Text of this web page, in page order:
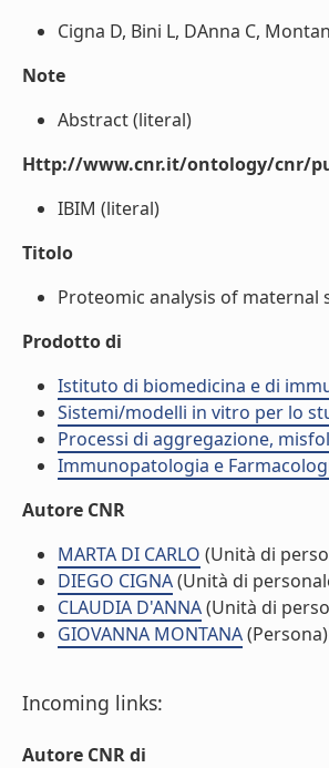
Cigna D, Bini L, DAnna C,
Note
Abstract (literal)
Http://www.cnr.it/ontology/cnr/
IBIM (literal)
Titolo
Proteomic analysis of
Prodotto di
Istituto di biomedicina e di
Sistemi/modelli in vitro per lo
Processi di aggregazione,
Immunopatologia e
Autore CNR
MARTA DI CARLO (Unità di
DIEGO CIGNA(Unità di
CLAUDIA D'ANNA(Unità di
GIOVANNA MONTANA(Persona)
Incoming links:
Autore CNR di